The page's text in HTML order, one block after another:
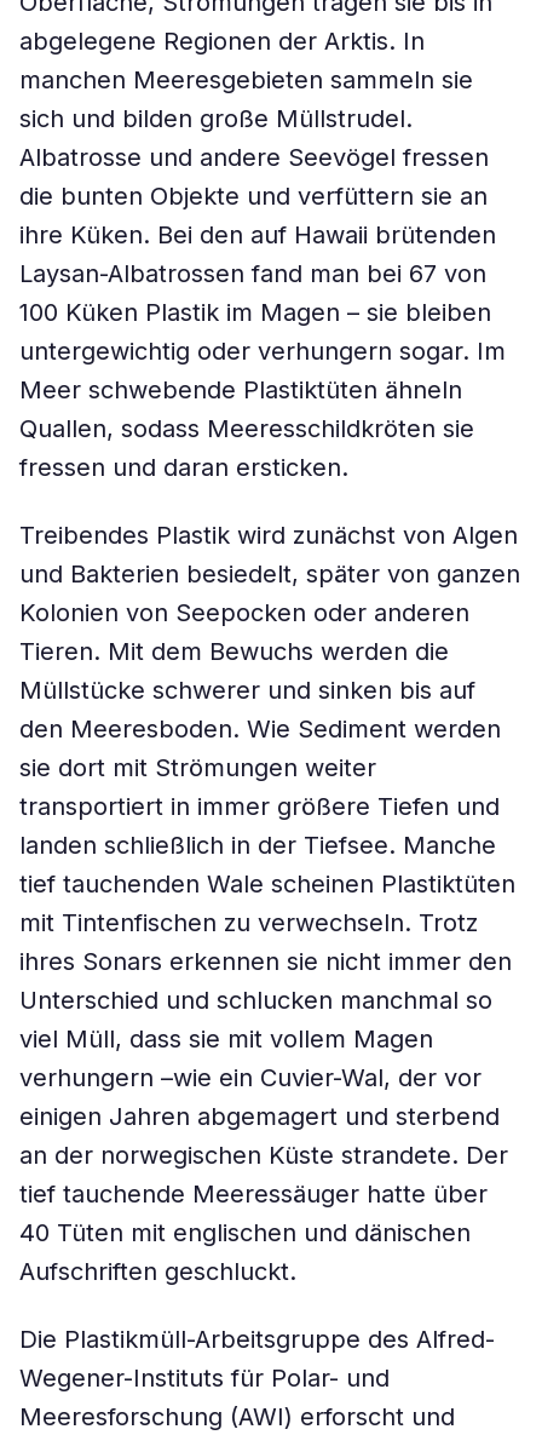
abgelegene Regionen der Arktis. In
manchen Meeresgebieten sammeln sie
sich und bilden große Müllstrudel.
Albatrosse und andere Seevögel fressen
die bunten Objekte und verfüttern sie an
ihre Küken. Bei den auf Hawaii brütenden
Laysan-Albatrossen fand man bei 67 von
100 Küken Plastik im Magen – sie bleiben
untergewichtig oder verhungern sogar. Im
Meer schwebende Plastiktüten ähneln
Quallen, sodass Meeresschildkröten sie
fressen und daran ersticken.
Treibendes Plastik wird zunächst von Algen
und Bakterien besiedelt, später von ganzen
Kolonien von Seepocken oder anderen
Tieren. Mit dem Bewuchs werden die
Müllstücke schwerer und sinken bis auf
den Meeresboden. Wie Sediment werden
sie dort mit Strömungen weiter
transportiert in immer größere Tiefen und
landen schließlich in der Tiefsee. Manche
tief tauchenden Wale scheinen Plastiktüten
mit Tintenfischen zu verwechseln. Trotz
ihres Sonars erkennen sie nicht immer den
Unterschied und schlucken manchmal so
viel Müll, dass sie mit vollem Magen
verhungern –wie ein Cuvier-Wal, der vor
einigen Jahren abgemagert und sterbend
an der norwegischen Küste strandete. Der
tief tauchende Meeressäuger hatte über
40 Tüten mit englischen und dänischen
Aufschriften geschluckt.
Die Plastikmüll-Arbeitsgruppe des Alfred-
Wegener-Instituts für Polar- und
Meeresforschung (AWI) erforscht und